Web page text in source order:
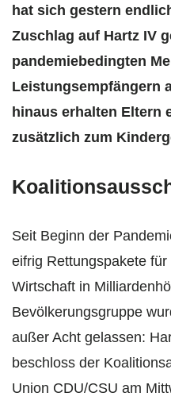
hat sich gestern
Zuschlag auf Hartz IV
pandemiebedingten
Leistungsempfängern
hinaus erhalten Eltern
zusätzlich zum
Seit Beginn der
eifrig Rettungspakete
Wirtschaft in
Bevölkerungsgruppe
außer Acht gelassen:
beschloss der
Union CDU/CSU am